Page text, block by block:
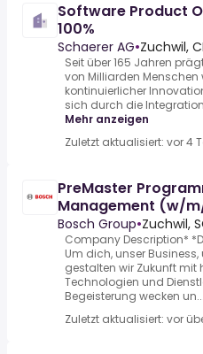
Software Product
100%
Schaerer AG•Zuchwil,
Seit über 165 Jahren
von Milliarden Menschen
kontinuierlicher
sich durch die
Mehr anzeigen
Zuletzt aktualisiert: vor 4
PreMaster
Management (w/
Bosch Group•Zuchwil,
Company Description*
Um dich, unser
gestalten wir Zukunft mit
Technologien und
Begeisterung wecken un...
Zuletzt aktualisiert: vor